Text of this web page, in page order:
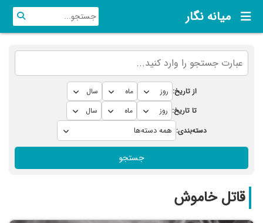
میانه نگار
از تاریخ:
تا تاریخ:
دسته‌بندی:
جستجو
قاتل خاموش